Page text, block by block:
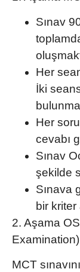
Sınav
Her
İki
Her
cevabı
Sınav
şekilde
Sınava
bir
2. Aşama
Examination)
MCT sınavı